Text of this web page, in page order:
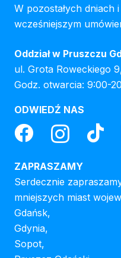
W pozostałych dniach
wcześniejszym
Oddział w Pruszczu
ul. Grota Roweckiego
Godz. otwarcia: 9:00-
ODWIEDŹ NAS
ZAPRASZAMY
Serdecznie
mniejszych miast
Gdańsk,
Gdynia,
Sopot,